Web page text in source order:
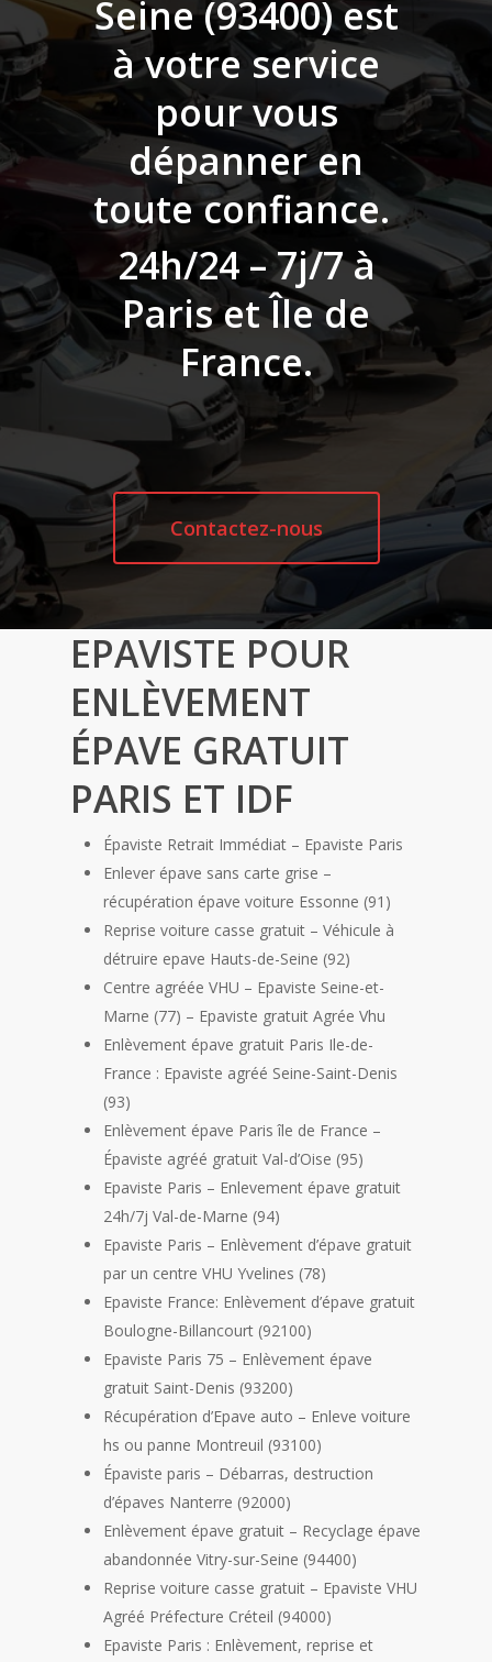
Seine (93400)est
à votre service
pour vous
dépanner en
toute confiance.
24h/24 – 7j/7 à
Paris et Île de
France.
Contactez-nous
EPAVISTE POUR
ENLÈVEMENT
ÉPAVE GRATUIT
PARIS ET IDF
Épaviste Retrait Immédiat – Epaviste Paris
Enlever épave sans carte grise –
récupération épave voiture Essonne (91)
Reprise voiture casse gratuit – Véhicule à
détruire epave Hauts-de-Seine (92)
Centre agréée VHU – Epaviste Seine-et-
Marne (77) – Epaviste gratuit Agrée Vhu
Enlèvement épave gratuit Paris Ile-de-
France : Epaviste agréé Seine-Saint-Denis
(93)
Enlèvement épave Paris île de France –
Épaviste agréé gratuit Val-d’Oise (95)
Epaviste Paris – Enlevement épave gratuit
24h/7j Val-de-Marne (94)
Epaviste Paris – Enlèvement d’épave gratuit
par un centre VHU Yvelines (78)
Epaviste France: Enlèvement d’épave gratuit
Boulogne-Billancourt (92100)
Epaviste Paris 75 – Enlèvement épave
gratuit Saint-Denis (93200)
Récupération d’Epave auto – Enleve voiture
hs ou panne Montreuil (93100)
Épaviste paris – Débarras, destruction
d’épaves Nanterre (92000)
Enlèvement épave gratuit – Recyclage épave
abandonnée Vitry-sur-Seine (94400)
Reprise voiture casse gratuit – Epaviste VHU
Agréé Préfecture Créteil (94000)
Epaviste Paris : Enlèvement, reprise et